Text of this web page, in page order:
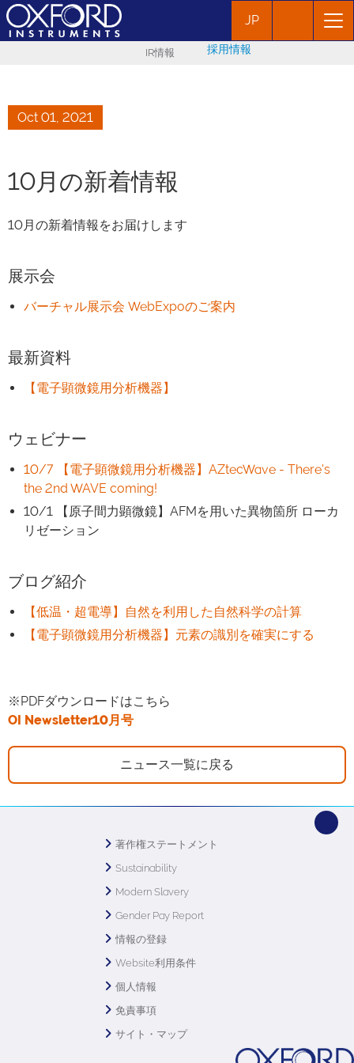
JP
IR情報 採用情報
Oct 01, 2021
10月の新着情報
10月の新着情報をお届けします
展示会
バーチャル展示会 WebExpoのご案内
最新資料
【電子顕微鏡用分析機器】
ウェビナー
10/7 【電子顕微鏡用分析機器】AZtecWave - There's
the 2nd WAVE coming!
10/1 【原子間力顕微鏡】AFMを用いた異物箇所 ローカ
リゼーション
ブログ紹介
【低温・超電導】自然を利用した自然科学の計算
【電子顕微鏡用分析機器】元素の識別を確実にする
※PDFダウンロードはこちら
OI Newsletter10月号
ニュース一覧に戻る
著作権ステートメント
Sustainability
Modern Slavery
Gender Pay Report
情報の登録
Website利用条件
個人情報
免責事項
サイト・マップ